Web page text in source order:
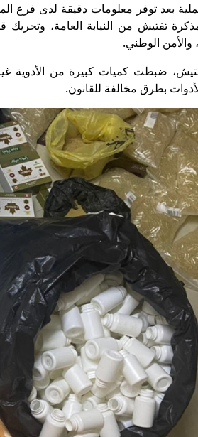
بعد توفر معلومات دقيقة لدى فرع
تفتيش من النيابة العامة،
والأمن الوطني.
ضبطت كميات كبيرة من الأدوية
بطرق مخالفة للقانون.